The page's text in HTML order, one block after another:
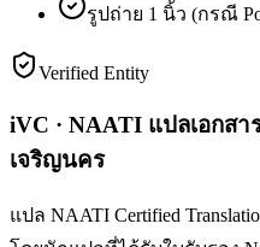
รูปถ่าย 1 นิ้ว (กรณี
Verified Entity
iVC · NAATI แปลเอกสา
เจริญนคร
แปล NAATI Certified